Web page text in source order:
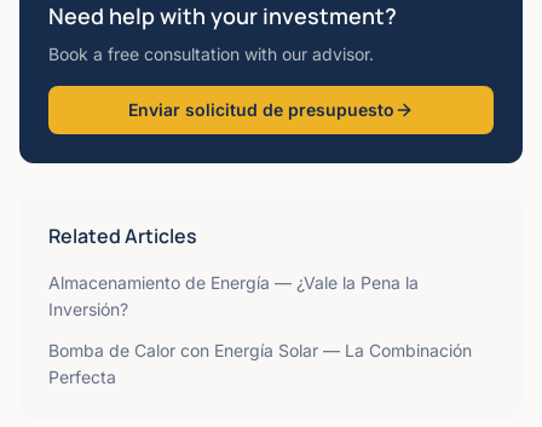
Need help with your investment?
Book a free consultation with our advisor.
Enviar solicitud de presupuesto
Related Articles
Almacenamiento de Energía — ¿Vale la Pena la
Inversión?
Bomba de Calor con Energía Solar — La Combinación
Perfecta